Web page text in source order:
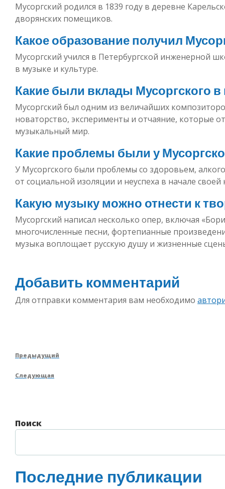
Мусоргский родился в 1839 году в деревне
дворянских помещиков.
Какое образование получил
Мусоргский учился в Петербургской инженерной
в музыке и культуре.
Какие были вклады Мусоргского
Мусоргский был одним из величайших
новаторство, эксперименты и отчаяние, которые
музыкальный мир.
Какие проблемы были у
У Мусоргского были проблемы со здоровьем,
от социальной изоляции и неуспеха в начале своей
Какую музыку можно отнести к
Мусоргский написал несколько опер, включая
многочисленные песни, фортепианные
музыка воплощает русскую душу и жизненные
Добавить комментарий
Для отправки комментария вам необходимо
Навигация
по
записям
Предыдущая
Предыдущий
Следующая
Следующая
Поиск
Последние публикации